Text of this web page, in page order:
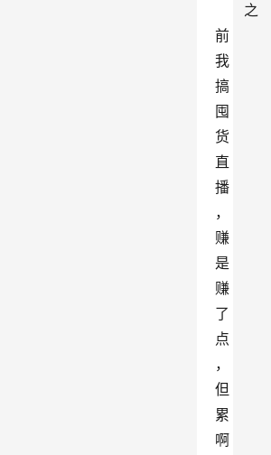
之
前
我
搞
囤
货
直
播
，
赚
是
赚
了
点
，
但
累
啊